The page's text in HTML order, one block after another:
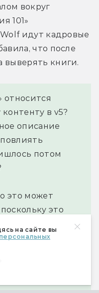
на сайте вы
вокруг
Wolf идут кадровые
что после
выверять книги.
относится
в v5?
описание
потом
это может
это
линейки